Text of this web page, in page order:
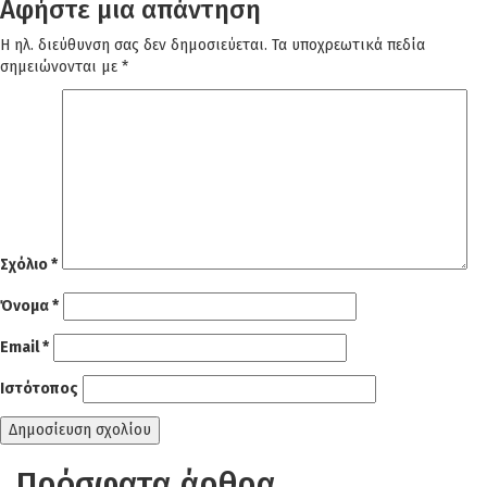
Αφήστε μια απάντηση
Η ηλ. διεύθυνση σας δεν δημοσιεύεται. Τα υποχρεωτικά πεδία
σημειώνονται με *
Σχόλιο*
Όνομα*
Email*
Ιστότοπος